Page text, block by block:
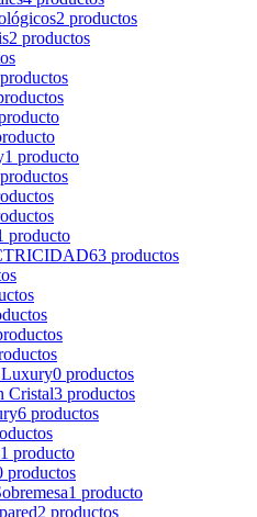
2 productos
2 productos
productos
1 producto
productos
producto
63 productos
Luxury0 productos
Cristal3 productos
6 productos
1 producto
productos
1 producto
2 productos